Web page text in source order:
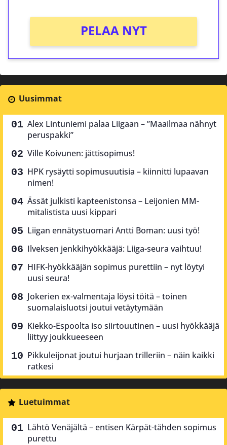
PELAA NYT
Uusimmat
Alex Lintuniemi palaa Liigaan – ”Maailmaa nähnyt
peruspakki”
Ville Koivunen: jättisopimus!
HPK rysäytti sopimusuutisia – kiinnitti lupaavan
nimen!
Ässät julkisti kapteenistonsa – Leijonien MM-
mitalistista uusi kippari
Liigan ennätystuomari Antti Boman: uusi työ!
Ilveksen jenkkihyökkääjä: Liiga-seura vaihtuu!
HIFK-hyökkääjän sopimus purettiin – nyt löytyi
uusi seura!
Jokerien ex-valmentaja löysi töitä – toinen
suomalaisluotsi joutui vetäytymään
Kiekko-Espoolta iso siirtouutinen – uusi hyökkääjä
liittyy joukkueeseen
Pikkuleijonat joutui hurjaan trilleriin – näin kaikki
ratkesi
Luetuimmat
Lähtö Venäjältä – entisen Kärpät-tähden sopimus
purettu